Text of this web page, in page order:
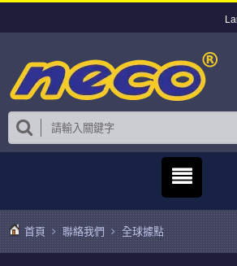
首頁 聯絡我們 全球據點